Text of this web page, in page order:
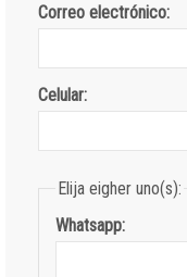
Correo electrónico:
Celular:
Elija eigher uno(s):
Whatsapp: